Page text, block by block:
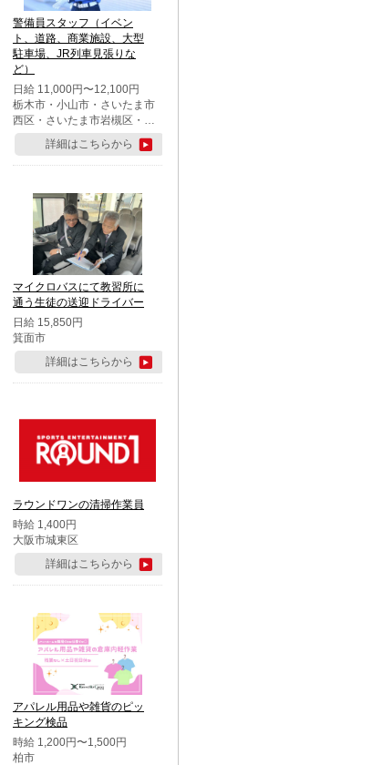
警備員スタッフ（イベン
ト、道路、商業施設、大型
駐車場、JR列車見張りな
ど）
日給 11,000円〜12,100円
栃木市・小山市・さいたま市
西区・さいたま市岩槻区・久
喜市・蓮田市
詳細はこちらから
マイクロバスにて教習所に
通う生徒の送迎ドライバー
日給 15,850円
箕面市
詳細はこちらから
ラウンドワンの清掃作業員
時給 1,400円
大阪市城東区
詳細はこちらから
アパレル用品や雑貨のピッ
キング検品
時給 1,200円〜1,500円
柏市